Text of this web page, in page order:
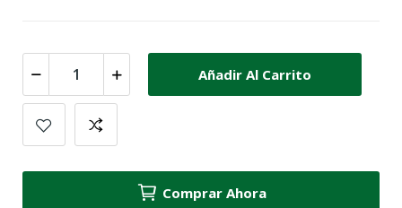
Añadir Al Carrito
Comprar Ahora